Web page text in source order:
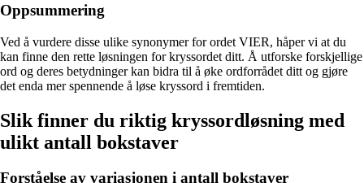
Oppsummering
Ved å vurdere disse ulike synonymer for ordet VIER, håper vi at du
kan finne den rette løsningen for kryssordet ditt. Å utforske forskjellige
ord og deres betydninger kan bidra til å øke ordforrådet ditt og gjøre
det enda mer spennende å løse kryssord i fremtiden.
Slik finner du riktig kryssordløsning med
ulikt antall bokstaver
Forståelse av variasjonen i antall bokstaver